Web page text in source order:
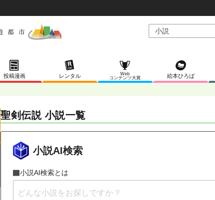
投稿漫画 レンタル
Web
コンテンツ大賞
絵本ひろば
聖剣伝説 小説一覧
小説AI検索
小説AI検索とは